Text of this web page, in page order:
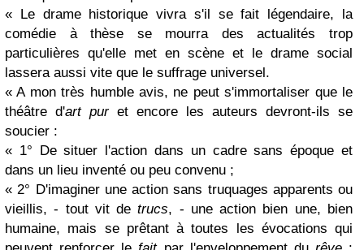
« Le drame historique vivra s'il se fait légendaire, la
comédie à thèse se mourra des actualités trop
particulières qu'elle met en scène et le drame social
lassera aussi vite que le suffrage universel.
« A mon très humble avis, ne peut s'immortaliser que le
théâtre d'art puret encore les auteurs devront-ils se
soucier :
« 1° De situer l'action dans un cadre sans époque et
dans un lieu inventé ou peu convenu ;
« 2° D'imaginer une action sans truquages apparents ou
vieillis, - tout vit detrucs, - une action bien une, bien
humaine, mais se prêtant à toutes les évocations qui